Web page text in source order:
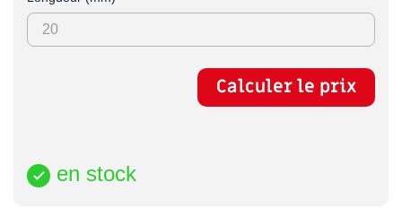
Calculer le prix
 en stock